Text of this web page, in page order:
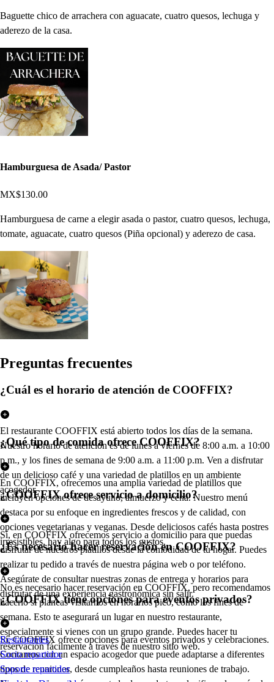
Baguette chico de arrachera con aguacate, cuatro quesos, lechuga y
aderezo de la casa.
Hamburguesa de Asada/ Pastor
MX$130.00
Hamburguesa de carne a elegir asada o pastor, cuatro quesos, lechuga,
tomate, aguacate, cuatro quesos (Piña opcional) y aderezo de casa.
Preguntas frecuentes
¿Cuál es el horario de atención de COOFFIX?
El restaurante COOFFIX está abierto todos los días de la semana.
Nuestro horario de atención es de lunes a viernes de 8:00 a.m. a 10:00
p.m., y los fines de semana de 9:00 a.m. a 11:00 p.m. Ven a disfrutar
de un delicioso café y una variedad de platillos en un ambiente
acogedor.
¿Qué tipo de comida ofrece COOFFIX?
En COOFFIX, ofrecemos una amplia variedad de platillos que
incluyen opciones de desayuno, almuerzo y cena. Nuestro menú
destaca por su enfoque en ingredientes frescos y de calidad, con
opciones vegetarianas y veganas. Desde deliciosos cafés hasta postres
irresistibles, hay algo para todos los gustos.
¿COOFFIX ofrece servicio a domicilio?
Sí, en COOFFIX ofrecemos servicio a domicilio para que puedas
disfrutar de nuestros platillos desde la comodidad de tu hogar. Puedes
realizar tu pedido a través de nuestra página web o por teléfono.
Asegúrate de consultar nuestras zonas de entrega y horarios para
disfrutar de una experiencia gastronómica sin salir.
¿Es necesario hacer reservación en COOFFIX?
No es necesario hacer reservación en COOFFIX, pero recomendamos
hacerlo si planeas visitarnos en horarios pico, como los fines de
semana. Esto te asegurará un lugar en nuestro restaurante,
especialmente si vienes con un grupo grande. Puedes hacer tu
reservación fácilmente a través de nuestro sitio web.
¿COOFFIX tiene opciones para eventos privados?
Sí, COOFFIX ofrece opciones para eventos privados y celebraciones.
Contamos con un espacio acogedor que puede adaptarse a diferentes
tipos de reuniones, desde cumpleaños hasta reuniones de trabajo.
Restaurantes
Socio repartidor
Soporte repartidor